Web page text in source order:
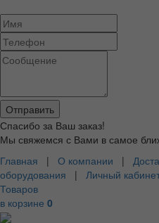
Спасибо за Ваш заказ!
Мы свяжемся с Вами в самое
Главная | О компании |
оборудования | Личный
Товаров
в корзине 0